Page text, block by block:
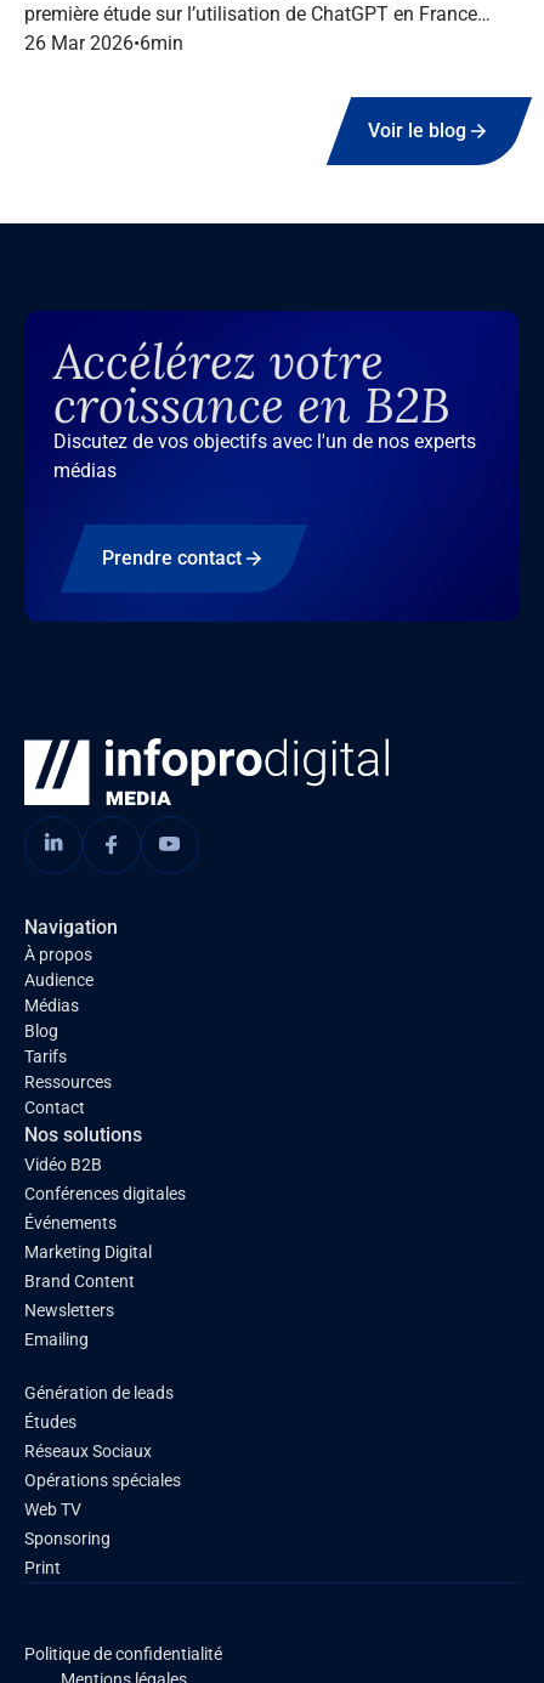
première étude sur l’utilisation de ChatGPT en France
dans le marketing B2B.
26 Mar 2026•6min
Voir le blog
Accélérez votre
croissance en B2B
Discutez de vos objectifs avec l'un de nos experts
médias
Prendre contact
Navigation
À propos
Audience
Médias
Blog
Tarifs
Ressources
Contact
Nos solutions
Vidéo B2B
Conférences digitales
Événements
Marketing Digital
Brand Content
Newsletters
Emailing
Génération de leads
Études
Réseaux Sociaux
Opérations spéciales
Web TV
Sponsoring
Print
Politique de confidentialité